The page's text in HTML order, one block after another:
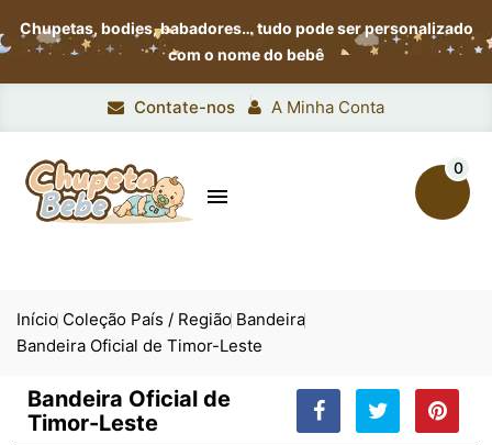
Chupetas, bodies, babadores…tudo pode ser personalizado
com o nome do bebê
Contate-nos A Minha Conta

0
Início Coleção País / Região Bandeira
Bandeira Oficial de Timor-Leste
Bandeira Oficial de
Timor-Leste